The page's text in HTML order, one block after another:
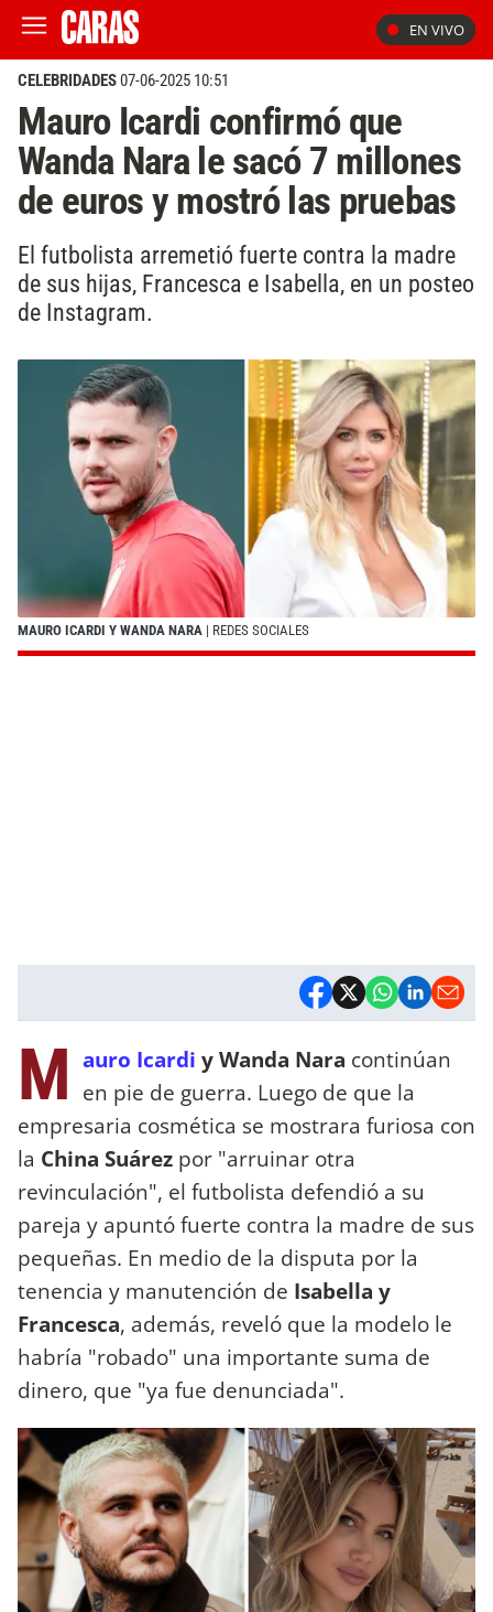
EN VIVO
CELEBRIDADES07-06-2025 10:51
Mauro Icardi confirmó que
Wanda Nara le sacó 7 millones
de euros y mostró las pruebas
El futbolista arremetió fuerte contra la madre
de sus hijas, Francesca e Isabella, en un posteo
de Instagram.
MAURO ICARDI Y WANDA NARA | REDES SOCIALES
M auro Icardi y Wanda Nara continúan
en pie de guerra. Luego de que la
empresaria cosmética se mostrara furiosa con
la China Suárez por "arruinar otra
revinculación", el futbolista defendió a su
pareja y apuntó fuerte contra la madre de sus
pequeñas. En medio de la disputa por la
tenencia y manutención de Isabella y
Francesca, además, reveló que la modelo le
habría "robado" una importante suma de
dinero, que "ya fue denunciada".